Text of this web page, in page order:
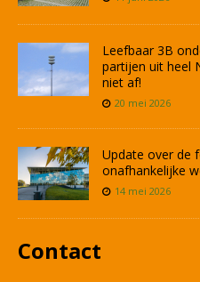
Leefbaar 3B
partijen uit heel
niet af!
20 mei 2026
Update over de
onafhankelijke
14 mei 2026
Contact